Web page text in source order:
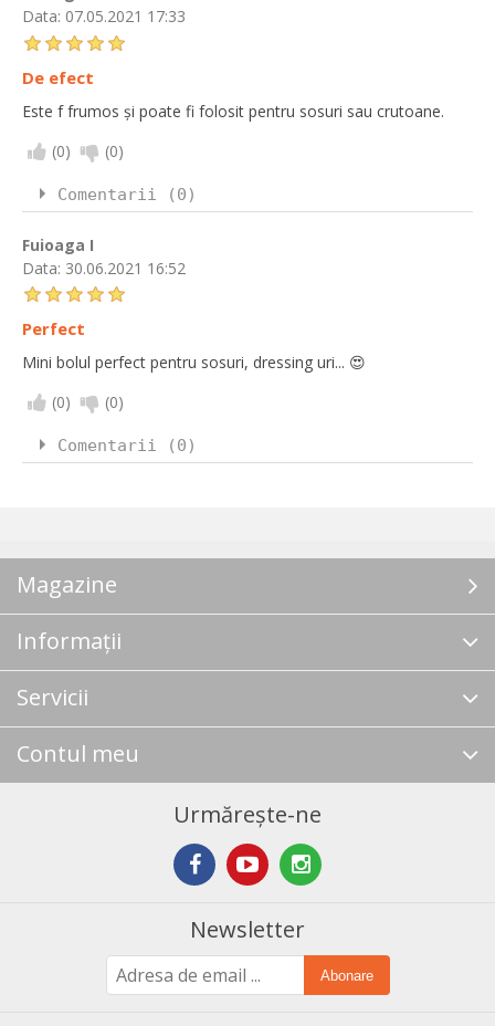
Data: 07.05.2021 17:33
De efect
Este f frumos și poate fi folosit pentru sosuri sau crutoane.
(0) (0)
Comentarii (0)
Fuioaga I
Data: 30.06.2021 16:52
Perfect
Mini bolul perfect pentru sosuri, dressing uri... 😍
(0) (0)
Comentarii (0)
Magazine
Informații
Servicii
Contul meu
Urmărește-ne
Newsletter
Abonare